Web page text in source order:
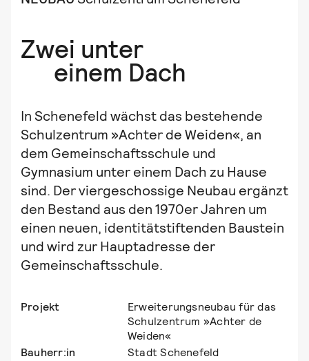
Zwei unter
einem Dach
In Schenefeld wächst das bestehende
Schulzentrum »Achter de Weiden«, an
dem Gemeinschaftsschule und
Gymnasium unter einem Dach zu Hause
sind. Der viergeschossige Neubau ergänzt
den Bestand aus den 1970er Jahren um
einen neuen, identitätstiftenden Baustein
und wird zur Hauptadresse der
Gemeinschaftsschule.
Projekt
Erweiterungsneubau für das
Schulzentrum »Achter de
Weiden«
Bauherr:in
Stadt Schenefeld